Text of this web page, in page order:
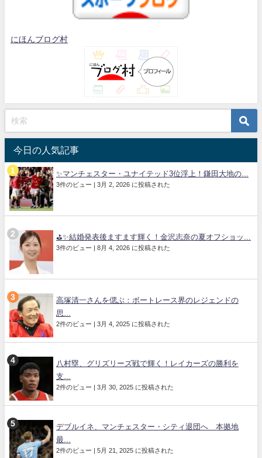
にほんブログ村
今日の人気記事
✨マンチェスター・ユナイテッド3位浮上！鎌田大地の...
3件のビュー | 3月 2, 2026 に投稿された
⛳✨結婚発表後ますます輝く！金沢志奈の夏オフショッ...
3件のビュー | 8月 4, 2026 に投稿された
高塚清一さんを偲ぶ：ボートレース界のレジェンドの
思...
2件のビュー | 3月 4, 2025 に投稿された
八村塁、グリズリーズ戦で輝く！レイカーズの勝利を
支...
2件のビュー | 3月 30, 2025 に投稿された
デブルイネ、マンチェスター・シティ退団へ 本拠地
最...
2件のビュー | 5月 21, 2025 に投稿された